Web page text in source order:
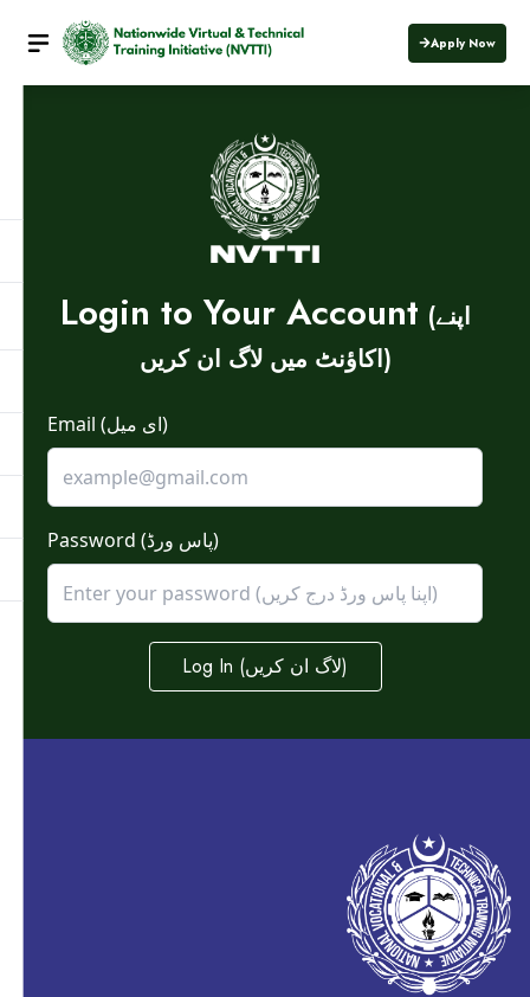
Apply Now
Login to Your Account (اپنے
اکاؤنٹ میں لاگ ان کریں)
Email (ای میل)
Password (پاس ورڈ)
Log In (لاگ ان کریں)